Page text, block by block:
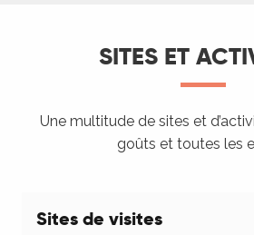
SITES ET
Une multitude de sites et
goûts et toutes les
Sites de visites